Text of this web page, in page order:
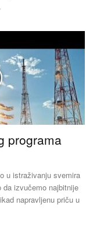
programa
u istraživanju svemira
izvučemo najbitnije
napravljenu priču u